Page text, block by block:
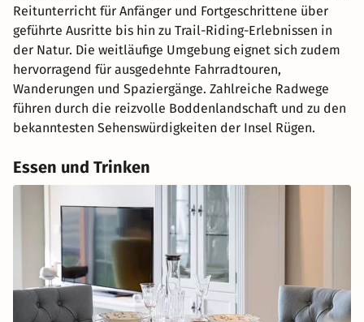
Reitunterricht für Anfänger und Fortgeschrittene über
geführte Ausritte bis hin zu Trail-Riding-Erlebnissen in
der Natur. Die weitläufige Umgebung eignet sich zudem
hervorragend für ausgedehnte Fahrradtouren,
Wanderungen und Spaziergänge. Zahlreiche Radwege
führen durch die reizvolle Boddenlandschaft und zu den
bekanntesten Sehenswürdigkeiten der Insel Rügen.
Essen und Trinken